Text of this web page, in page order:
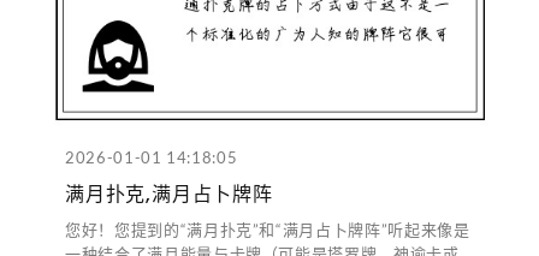
2026-01-01 14:18:05
满月扑克,满月占卜牌阵
您好！您提到的“满月扑克”和“满月占卜牌阵”听起来像是